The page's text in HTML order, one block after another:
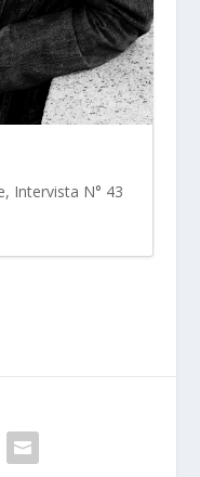
, Intervista N° 43